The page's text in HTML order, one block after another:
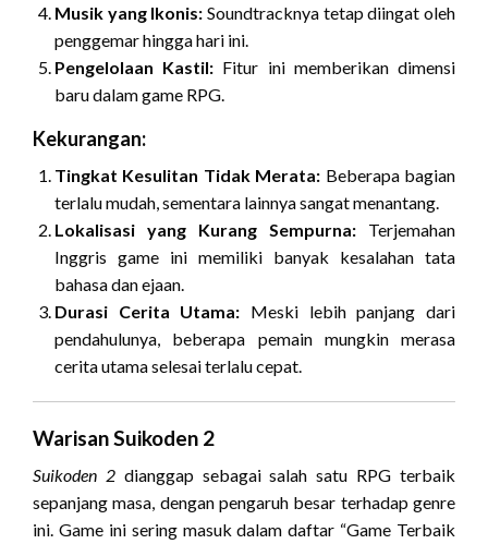
Musik yang Ikonis: Soundtracknya tetap diingat oleh
penggemar hingga hari ini.
Pengelolaan Kastil: Fitur ini memberikan dimensi
baru dalam game RPG.
Kekurangan:
Tingkat Kesulitan Tidak Merata: Beberapa bagian
terlalu mudah, sementara lainnya sangat menantang.
Lokalisasi yang Kurang Sempurna: Terjemahan
Inggris game ini memiliki banyak kesalahan tata
bahasa dan ejaan.
Durasi Cerita Utama: Meski lebih panjang dari
pendahulunya, beberapa pemain mungkin merasa
cerita utama selesai terlalu cepat.
Warisan Suikoden 2
Suikoden 2dianggap sebagai salah satu RPG terbaik
sepanjang masa, dengan pengaruh besar terhadap genre
ini. Game ini sering masuk dalam daftar “Game Terbaik